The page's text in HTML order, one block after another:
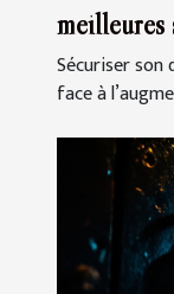
meilleures
votre
Sécuriser son
face à